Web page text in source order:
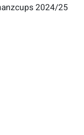
2024/25